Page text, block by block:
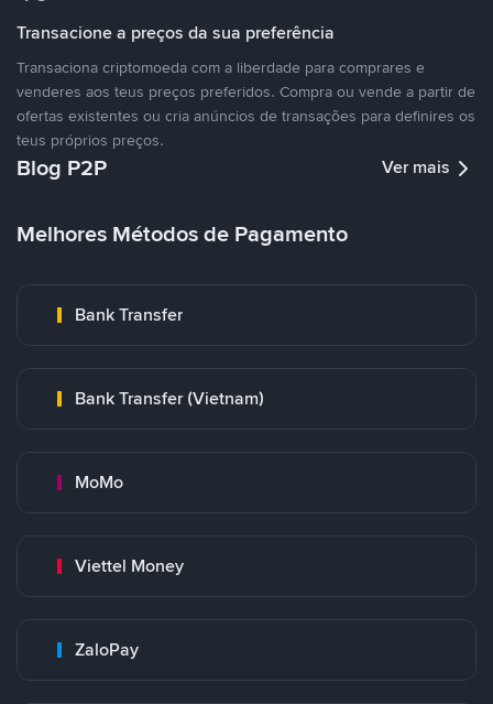
Transacione a preços da sua preferência
Transaciona criptomoeda com a liberdade para comprares e
venderes aos teus preços preferidos. Compra ou vende a partir de
ofertas existentes ou cria anúncios de transações para definires os
teus próprios preços.
Blog P2P Ver mais
Melhores Métodos de Pagamento
Bank Transfer
Bank Transfer (Vietnam)
MoMo
Viettel Money
ZaloPay